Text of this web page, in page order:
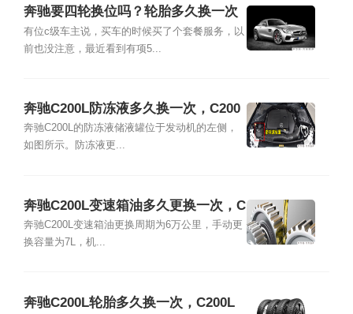
奔驰要四轮换位吗？轮胎多久换一次
换位好？
有位c级车主说，买车的时候买了个套餐服务，以
前也没注意，最近看到有项5...
奔驰C200L防冻液多久换一次，C200
L冷却液加注及更换教程
奔驰C200L的防冻液储液罐位于发动机的左侧，
如图所示。防冻液更...
奔驰C200L变速箱油多久更换一次，C
200L变速箱油更换方法
奔驰C200L变速箱油更换周期为6万公里，手动更
换容量为7L，机...
奔驰C200L轮胎多久换一次，C200L